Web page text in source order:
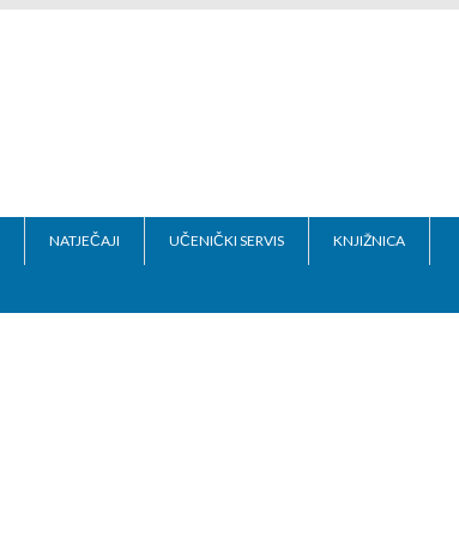
NATJEČAJI UČENIČKI SERVIS KNJIŽNICA